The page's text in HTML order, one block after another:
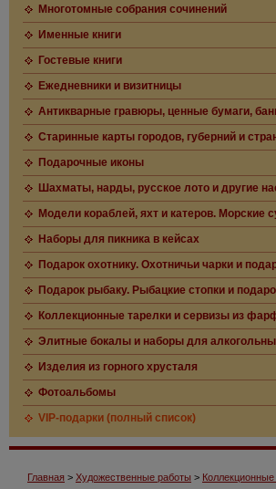
Многотомные собрания сочинений
Именные книги
Гостевые книги
Ежедневники и визитницы
Антикварные гравюры, ценные бумаги,
Старинные карты городов, губерний и
Подарочные иконы
Шахматы, нарды, русское лото и другие
Модели кораблей, яхт и катеров. Морские
Наборы для пикника в кейсах
Подарок охотнику. Охотничьи чарки и
Подарок рыбаку. Рыбацкие стопки и
Коллекционные тарелки и сервизы из
Элитные бокалы и наборы для
Изделия из горного хрусталя
Фотоальбомы
VIP-подарки (полный список)
Главная > Художественные работы >